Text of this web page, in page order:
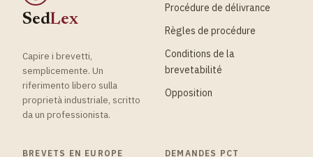
SedLex
Capire i brevetti,
semplicemente. Un
riferimento libero sulla
proprietà industriale, scritto
da un professionista.
Procédure de délivrance
Règles de procédure
Conditions de la
brevetabilité
Opposition
BREVETS EN EUROPE DEMANDES PCT